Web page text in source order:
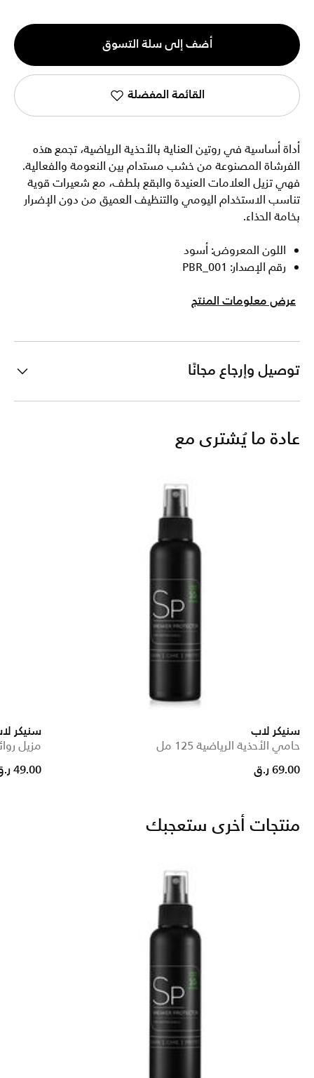
الكمية
1
أضف إلى سلة التسوق
القائمة المفضلة
أداة أساسية في روتين العناية بالأحذية الرياضية، تجمع هذه
الفرشاة المصنوعة من خشب مستدام بين النعومة والفعالية.
فهي تزيل العلامات العنيدة والبقع بلطف، مع شعيرات قوية
تناسب الاستخدام اليومي والتنظيف العميق من دون الإضرار
بخامة الحذاء.
اللون المعروض: أسود
رقم الإصدار: PBR_001
عرض معلومات المنتج
توصيل وإرجاع مجانًا
عادة ما يُشترى مع
سنيكر لاب
حامي الأحذية الرياضية 125 مل
69.00 ر.ق
سنيكر
مزيل
49.00 ر.ق
منتجات أخرى ستعجبك